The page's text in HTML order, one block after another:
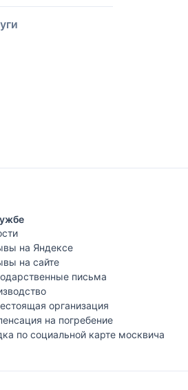
на Яндексе
на сайте
письма
организация
на погребение
по социальной карте москвича